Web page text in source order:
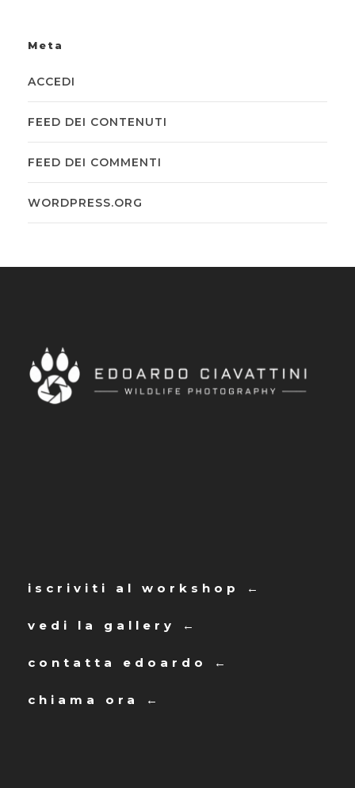
Meta
ACCEDI
FEED DEI CONTENUTI
FEED DEI COMMENTI
WORDPRESS.ORG
iscriviti al workshop ←
vedi la gallery ←
contatta edoardo ←
chiama ora ←